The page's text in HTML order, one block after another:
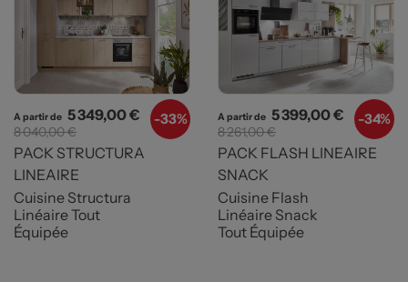
-33%
A partir de Prix
5 349,00 € Prix de base
8 040,00 €
PACK STRUCTURA
LINEAIRE
Cuisine Structura
Linéaire Tout
Équipée
-34%
A partir de Prix
5 399,00 € Prix de
8 261,00 €
PACK FLASH LINEAIRE
SNACK
Cuisine Flash
Linéaire Snack
Tout Équipée